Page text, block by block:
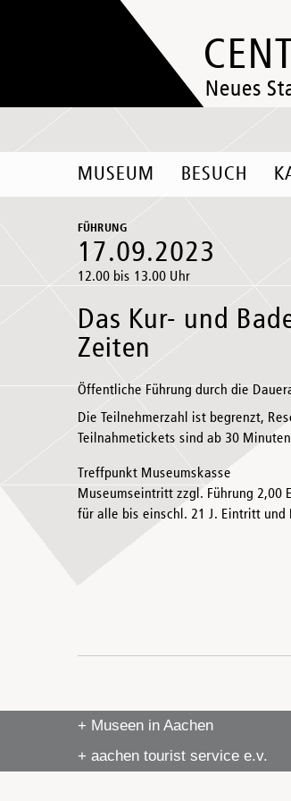
Neues
MUSEUM BESUCH
FÜHRUNG
17.09.2023
12.00 bis 13.00 Uhr
Das Kur- und
Zeiten
Öffentliche Führung durch die
Die Teilnehmerzahl ist begrenzt,
Teilnahmetickets sind ab 30
Treffpunkt Museumskasse
Museumseintritt zzgl. Führung 2,00
für alle bis einschl. 21 J. Eintritt und
+ Museen in Aachen
+ aachen tourist service e.v.